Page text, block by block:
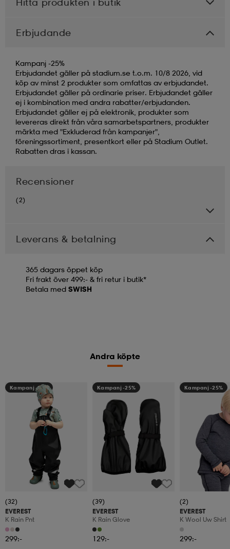
Erbjudande
Kampanj -25%
Erbjudandet gäller på stadium.se t.o.m. 10/8 2026, vid
köp av minst 2 produkter som omfattas av erbjudandet.
Erbjudandet gäller på ordinarie priser. Erbjudandet gäller
ej i kombination med andra rabatter/erbjudanden.
Erbjudandet gäller ej på elektronik, produkter som
levereras direkt från våra samarbetspartners, produkter
märkta med "Exkluderad från kampanjer",
föreningssortiment, presentkort eller på Stadium Outlet.
Rabatten dras i kassan.
Recensioner
(2)
Leverans & betalning
365 dagars öppet köp
Fri frakt över 499:- & fri retur i butik*
Betala med SWISH
Andra köpte
Kampanj -25%
(32)
EVEREST
K Rain Pnt
299:-
Kampanj -25%
(39)
EVEREST
K Rain Glove
129:-
Kampanj -25%
(2)
EVEREST
K Wool Uw Shirt
299:-